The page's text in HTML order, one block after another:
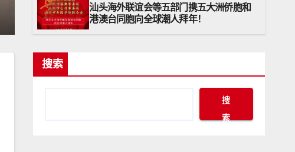
2026年2月20日 ADMIN
汕头海外联谊会等五部门携五大洲侨胞和
港澳台同胞向全球潮人拜年！
搜索
搜
索